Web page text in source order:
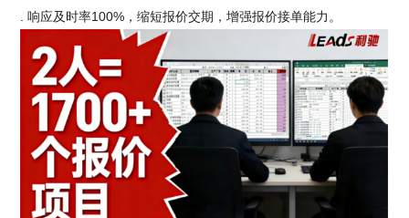
. 响应及时率100%，缩短报价交期，增强报价接单能力。